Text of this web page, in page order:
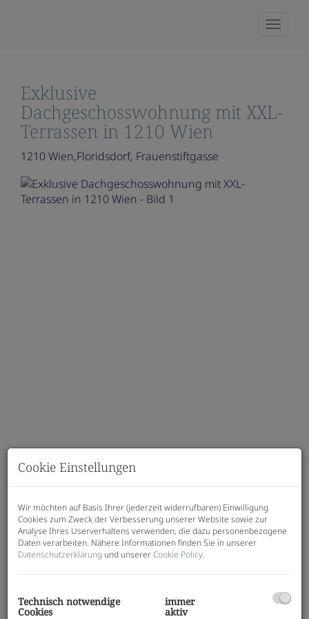
Exklusive
Dachgeschosswohnung mit XXL-
Terrassen in 1210 Wien
1210 Wien,Floridsdorf, Frauenstiftgasse
Beschreibung
Diese außergewöhnliche 3-Zimmer-
überzeugen eine großzügige Wohnküche, zwei
Schlafzimmer sowie beeindruckende Terrassen mit
Cookie Einstellungen
Wir möchten auf Basis Ihrer (jederzeit widerrufbaren) Einwilligung
Cookies zum Zweck der Verbesserung unserer Website sowie zur
Analyse Ihres Userverhaltens verwenden, die dazu personenbezogene
Daten verarbeiten. Nähere Informationen finden Sie in unserer
Datenschutzerklärung und unsererCookie Policy.
Technisch notwendige
Cookies
immer
aktiv